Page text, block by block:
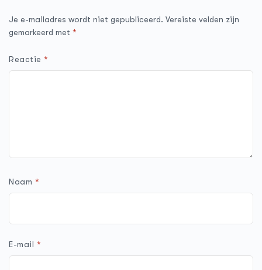
Je e-mailadres wordt niet gepubliceerd. Vereiste velden zijn
gemarkeerd met *
Reactie*
Naam *
E-mail *